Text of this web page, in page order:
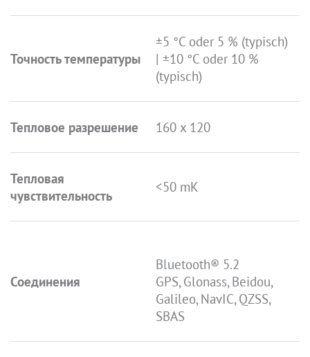
Точность температуры
±5 °C oder 5 % (typisch)
| ±10 °C oder 10 %
(typisch)
Тепловое разрешение 160 x 120
Тепловая
чувствительность
<50 mK
Соединения
Bluetooth® 5.2
GPS, Glonass, Beidou,
Galileo, NavIC, QZSS,
SBAS